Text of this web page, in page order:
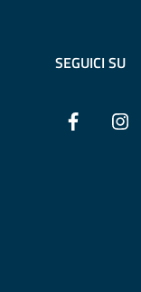
SEGUICI SU
Facebook